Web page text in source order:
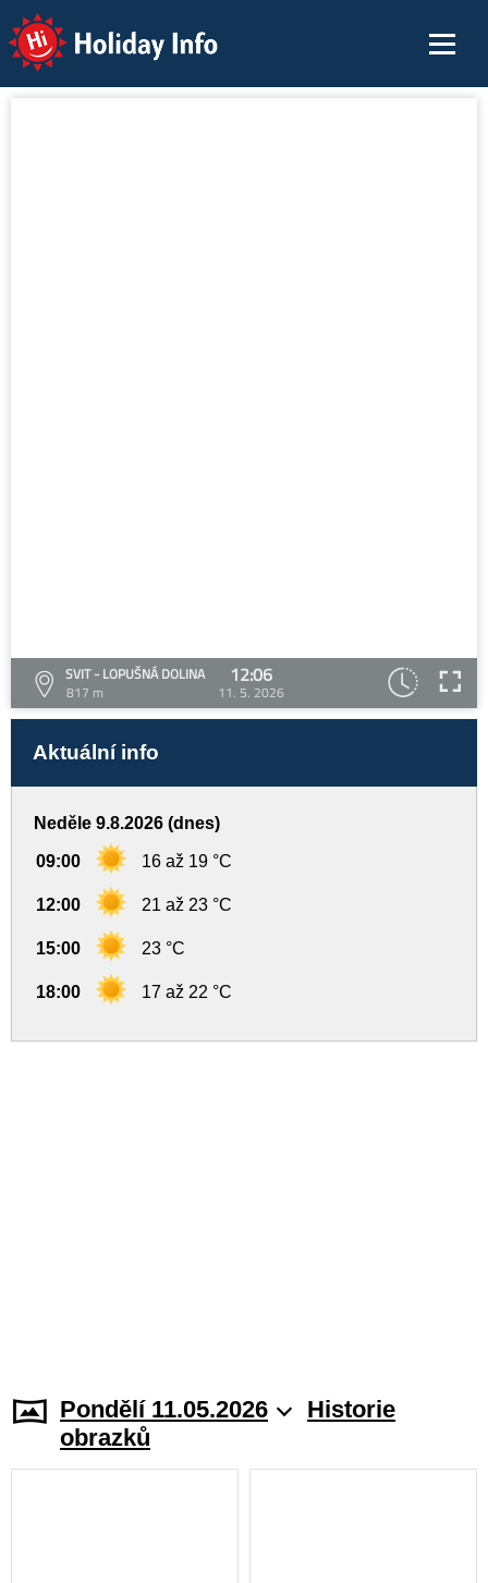
Holiday Info
SVIT - LOPUŠNÁ DOLINA
817 m
12:06
11. 5. 2026
Aktuální info
Neděle 9.8.2026 (dnes)
09:00 16 až 19 °C
12:00 21 až 23 °C
15:00 23 °C
18:00 17 až 22 °C
Pondělí 11.05.2026
Historie
obrazků